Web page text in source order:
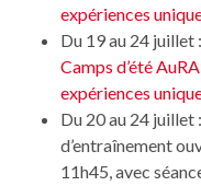
expériences
Du 19 au 24 juillet
Camps d’été
expériences
Du 20 au 24 juillet :
d’entraînement
11h45, avec